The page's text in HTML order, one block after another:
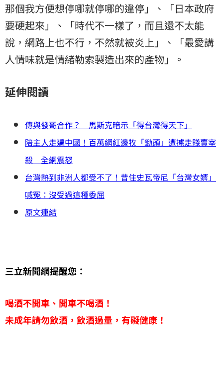
那個我方便想停哪就停哪的違停」、「日本政府
要硬起來」、「時代不一樣了，而且還不太能
說，網路上也不行，不然就被炎上」、「最愛講
人情味就是情緒勒索製造出來的產物」。
延伸閱讀
傳與發哥合作？ 馬斯克暗示「得台灣得天下」
陪主人走遍中國！百萬網紅邊牧「鋤頭」遭擄走賤賣宰
殺 全網震怒
台灣熱到非洲人都受不了！昔住史瓦帝尼「台灣女婿」
喊冤：沒受過這種委屈
原文連結
三立新聞網提醒您：
喝酒不開車、開車不喝酒！
未成年請勿飲酒，飲酒過量，有礙健康！